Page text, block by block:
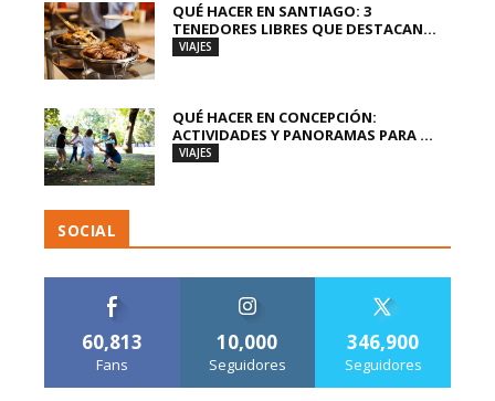
QUÉ HACER EN SANTIAGO: 3
TENEDORES LIBRES QUE DESTACAN...
VIAJES
QUÉ HACER EN CONCEPCIÓN:
ACTIVIDADES Y PANORAMAS PARA ...
VIAJES
SOCIAL
60,813
Fans
10,000
Seguidores
346,900
Seguidores